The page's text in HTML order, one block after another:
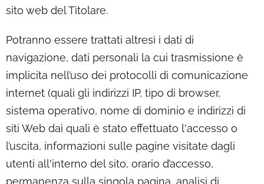
sito web del Titolare.
Potranno essere trattati altresì i dati di
navigazione, dati personali la cui trasmissione è
implicita nell’uso dei protocolli di comunicazione
internet (quali gli indirizzi IP, tipo di browser,
sistema operativo, nome di dominio e indirizzi di
siti Web dai quali è stato effettuato l'accesso o
l’uscita, informazioni sulle pagine visitate dagli
utenti all'interno del sito, orario d’accesso,
permanenza sulla singola pagina, analisi di